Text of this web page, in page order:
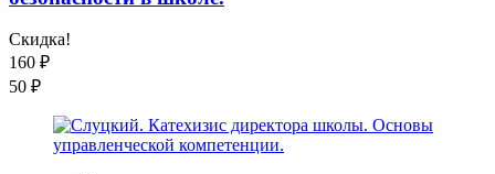
Скидка!
160 ₽
50 ₽